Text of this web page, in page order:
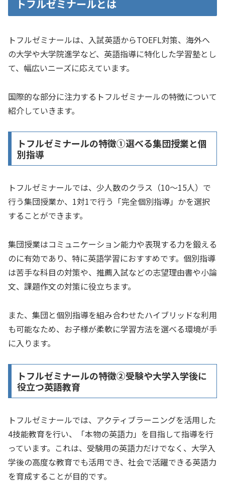
トフルゼミナールとは
トフルゼミナールは、入試英語からTOEFL対策、海外へ
の大学や大学院進学など、英語指導に特化した学習塾とし
て、幅広いニーズに応えています。
国際的な部分に注力するトフルゼミナールの特徴について
紹介していきます。
トフルゼミナールの特徴①選べる集団授業と個
別指導
トフルゼミナールでは、少人数のクラス（10～15人）で
行う集団授業か、1対1で行う「完全個別指導」かを選択
することができます。
集団授業はコミュニケーション能力や表現する力を鍛える
のに有効であり、特に英語学習におすすめです。個別指導
は苦手な科目の対策や、推薦入試などの志望理由書や小論
文、課題作文の対策に役立ちます。
また、集団と個別指導を組み合わせたハイブリッドな利用
も可能なため、お子様が柔軟に学習方法を選べる環境が手
に入ります。
トフルゼミナールの特徴②受験や大学入学後に
役立つ英語教育
トフルゼミナールでは、アクティブラーニングを活用した
4技能教育を行い、「本物の英語力」を目指して指導を行
っています。これは、受験用の英語力だけでなく、大学入
学後の高度な教育でも活用でき、社会で活躍できる英語力
を育成することが目的です。